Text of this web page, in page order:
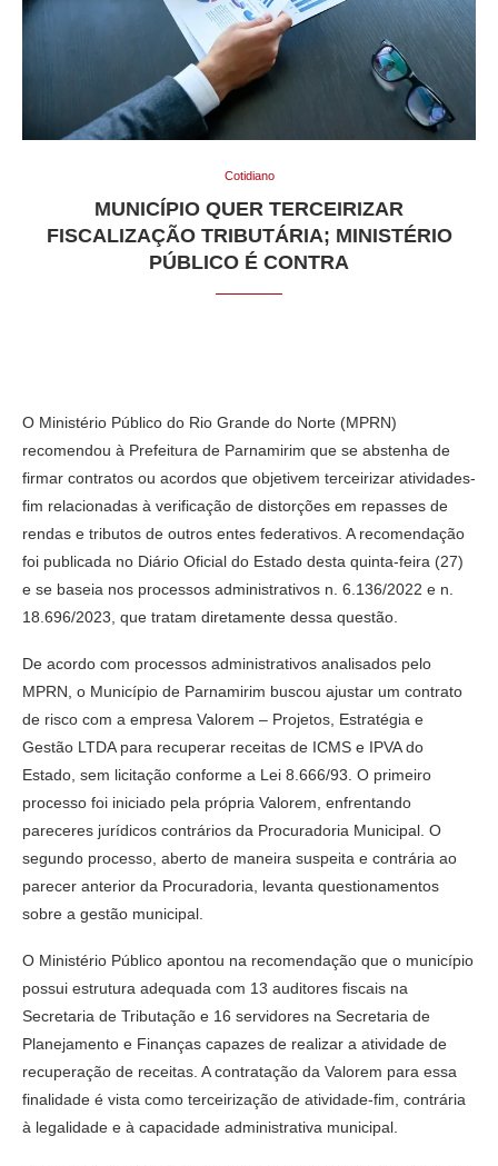
Cotidiano
MUNICÍPIO QUER TERCEIRIZAR
FISCALIZAÇÃO TRIBUTÁRIA; MINISTÉRIO
PÚBLICO É CONTRA
O Ministério Público do Rio Grande do Norte (MPRN)
recomendou à Prefeitura de Parnamirim que se abstenha de
firmar contratos ou acordos que objetivem terceirizar atividades-
fim relacionadas à verificação de distorções em repasses de
rendas e tributos de outros entes federativos. A recomendação
foi publicada no Diário Oficial do Estado desta quinta-feira (27)
e se baseia nos processos administrativos n. 6.136/2022 e n.
18.696/2023, que tratam diretamente dessa questão.
De acordo com processos administrativos analisados pelo
MPRN, o Município de Parnamirim buscou ajustar um contrato
de risco com a empresa Valorem – Projetos, Estratégia e
Gestão LTDA para recuperar receitas de ICMS e IPVA do
Estado, sem licitação conforme a Lei 8.666/93. O primeiro
processo foi iniciado pela própria Valorem, enfrentando
pareceres jurídicos contrários da Procuradoria Municipal. O
segundo processo, aberto de maneira suspeita e contrária ao
parecer anterior da Procuradoria, levanta questionamentos
sobre a gestão municipal.
O Ministério Público apontou na recomendação que o município
possui estrutura adequada com 13 auditores fiscais na
Secretaria de Tributação e 16 servidores na Secretaria de
Planejamento e Finanças capazes de realizar a atividade de
recuperação de receitas. A contratação da Valorem para essa
finalidade é vista como terceirização de atividade-fim, contrária
à legalidade e à capacidade administrativa municipal.